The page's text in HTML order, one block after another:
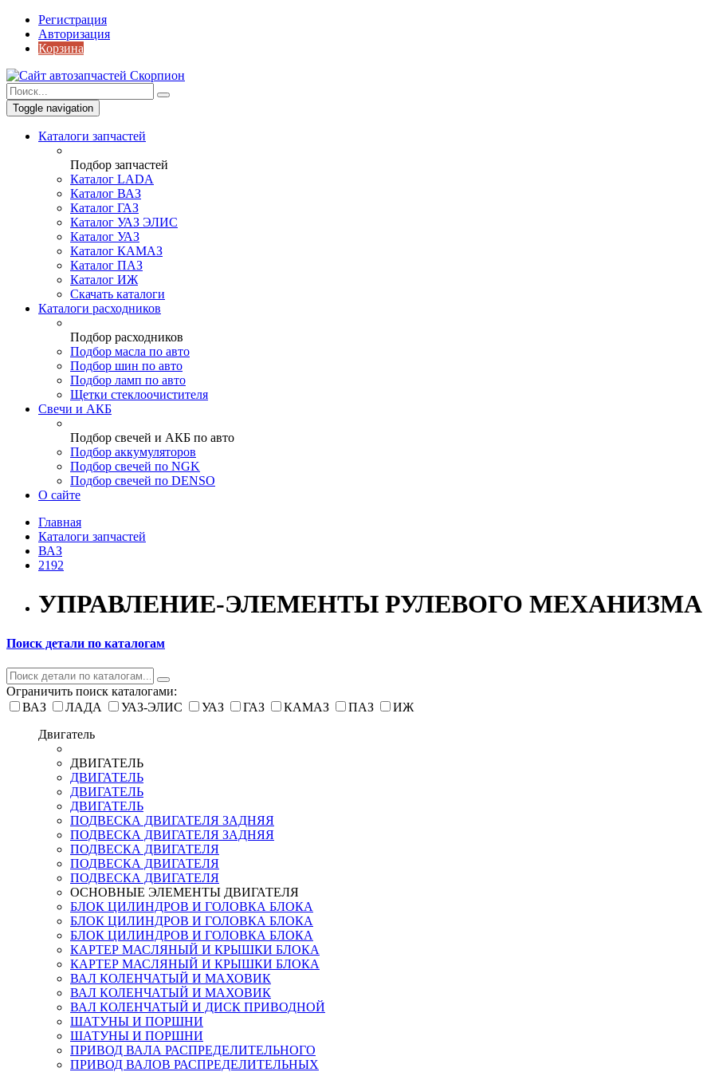
Регистрация
Авторизация
Корзина
Toggle navigation
Каталоги запчастей
Подбор запчастей
Каталог LADA
Каталог ВАЗ
Каталог ГАЗ
Каталог УАЗ ЭЛИС
Каталог УАЗ
Каталог КАМАЗ
Каталог ПАЗ
Каталог ИЖ
Скачать каталоги
Каталоги расходников
Подбор расходников
Подбор масла по авто
Подбор шин по авто
Подбор ламп по авто
Щетки стеклоочистителя
Свечи и АКБ
Подбор свечей и АКБ по авто
Подбор аккумуляторов
Подбор свечей по NGK
Подбор свечей по DENSO
О сайте
Главная
Каталоги запчастей
ВАЗ
2192
УПРАВЛЕНИЕ-ЭЛЕМЕНТЫ РУЛЕВОГО МЕХАНИЗМА
Поиск детали по каталогам
Ограничить поиск каталогами:
ВАЗ
ЛАДА УАЗ-ЭЛИС УАЗ ГАЗ КАМАЗ ПАЗ
ИЖ
Двигатель
ДВИГАТЕЛЬ
ДВИГАТЕЛЬ
ДВИГАТЕЛЬ
ДВИГАТЕЛЬ
ПОДВЕСКА ДВИГАТЕЛЯ ЗАДНЯЯ
ПОДВЕСКА ДВИГАТЕЛЯ ЗАДНЯЯ
ПОДВЕСКА ДВИГАТЕЛЯ
ПОДВЕСКА ДВИГАТЕЛЯ
ПОДВЕСКА ДВИГАТЕЛЯ
ОСНОВНЫЕ ЭЛЕМЕНТЫ ДВИГАТЕЛЯ
БЛОК ЦИЛИНДРОВ И ГОЛОВКА БЛОКА
БЛОК ЦИЛИНДРОВ И ГОЛОВКА БЛОКА
БЛОК ЦИЛИНДРОВ И ГОЛОВКА БЛОКА
КАРТЕР МАСЛЯНЫЙ И КРЫШКИ БЛОКА
КАРТЕР МАСЛЯНЫЙ И КРЫШКИ БЛОКА
ВАЛ КОЛЕНЧАТЫЙ И МАХОВИК
ВАЛ КОЛЕНЧАТЫЙ И МАХОВИК
ВАЛ КОЛЕНЧАТЫЙ И ДИСК ПРИВОДНОЙ
ШАТУНЫ И ПОРШНИ
ШАТУНЫ И ПОРШНИ
ПРИВОД ВАЛА РАСПРЕДЕЛИТЕЛЬНОГО
ПРИВОД ВАЛОВ РАСПРЕДЕЛИТЕЛЬНЫХ